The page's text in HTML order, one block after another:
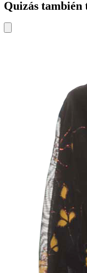
Quizás también